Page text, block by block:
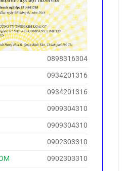
0898316304
0934201316
0934201316
0909304310
0909304310
0902303310
0902303310